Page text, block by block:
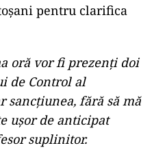
pentru clarifica
oră vor fi prezenţi doi
de Control al
fără să mă
uşor de anticipat
suplinitor.